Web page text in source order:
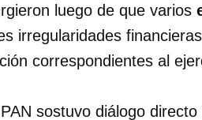
luego de que varios
irregularidades
correspondientes al
sostuvo diálogo directo